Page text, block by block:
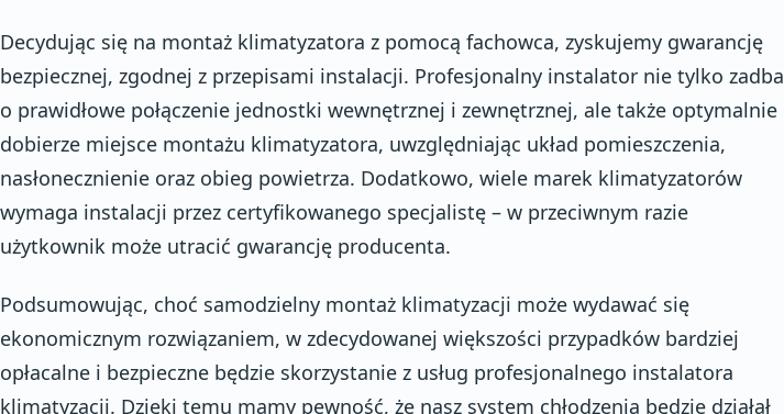
Decydując się na montaż klimatyzatora z pomocą fachowca, zyskujemy gwarancję
bezpiecznej, zgodnej z przepisami instalacji. Profesjonalny instalator nie tylko zadba
o prawidłowe połączenie jednostki wewnętrznej i zewnętrznej, ale także optymalnie
dobierze miejsce montażu klimatyzatora, uwzględniając układ pomieszczenia,
nasłonecznienie oraz obieg powietrza. Dodatkowo, wiele marek klimatyzatorów
wymaga instalacji przez certyfikowanego specjalistę – w przeciwnym razie
użytkownik może utracić gwarancję producenta.
Podsumowując, choć samodzielny montaż klimatyzacji może wydawać się
ekonomicznym rozwiązaniem, w zdecydowanej większości przypadków bardziej
opłacalne i bezpieczne będzie skorzystanie z usług profesjonalnego instalatora
klimatyzacji. Dzięki temu mamy pewność, że nasz system chłodzenia będzie działał